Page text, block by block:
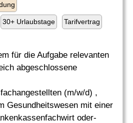
30+ Urlaubstage Tarifvertrag
für die Aufgabe relevanten
abgeschlossene
(m/w/d) ,
Gesundheitswesen mit einer
oder-